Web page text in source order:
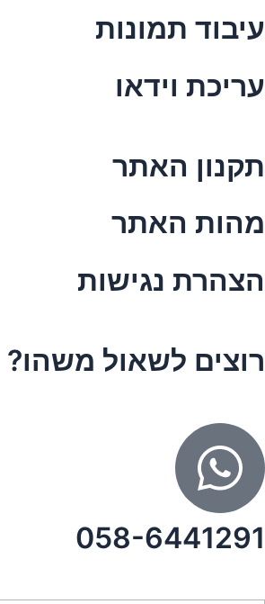
עיבוד תמונות
עריכת וידאו
תקנון האתר
מהות האתר
הצהרת נגישות
רוצים לשאול משהו?
058-6441291